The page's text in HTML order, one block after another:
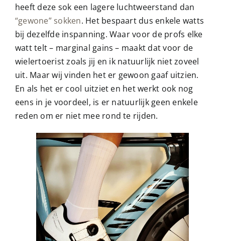
heeft deze sok een lagere luchtweerstand dan
“gewone” sokken. Het bespaart dus enkele watts
bij dezelfde inspanning. Waar voor de profs elke
watt telt – marginal gains – maakt dat voor de
wielertoerist zoals jij en ik natuurlijk niet zoveel
uit. Maar wij vinden het er gewoon gaaf uitzien.
En als het er cool uitziet en het werkt ook nog
eens in je voordeel, is er natuurlijk geen enkele
reden om er niet mee rond te rijden.